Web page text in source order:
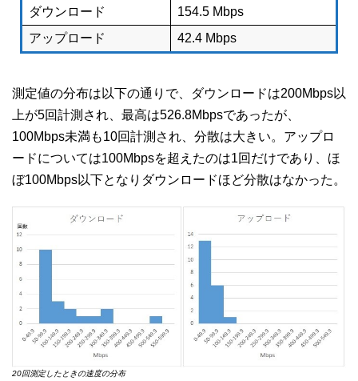
ダウンロード
154.5 Mbps
アップロード
42.4 Mbps
測定値の分布は以下の通りで、ダウンロードは200Mbps以
上が5回計測され、最高は526.8Mbpsであったが、
100Mbps未満も10回計測され、分散は大きい。アップロ
ードについては100Mbpsを超えたのは1回だけであり、ほ
ぼ100Mbps以下となりダウンロードほど分散はなかった。
20回測定したときの速度の分布